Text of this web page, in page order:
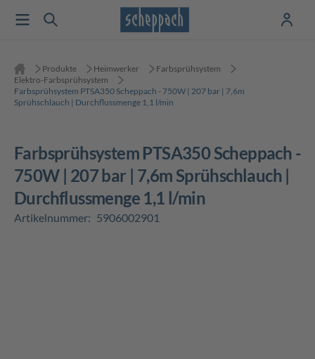
Produkte Heimwerker
Farbsprühsystem
Elektro-Farbsprühsystem
Farbsprühsystem PTSA350 Scheppach - 750W | 207 bar | 7,6m
Sprühschlauch | Durchflussmenge 1,1 l/min
Farbsprühsystem PTSA350 Scheppach -
750W | 207 bar | 7,6m Sprühschlauch |
Durchflussmenge 1,1 l/min
Artikelnummer: 5906002901